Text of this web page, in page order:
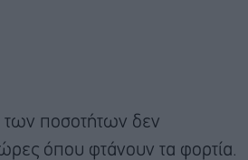
ποσοτήτων δεν
όπου φτάνουν τα φορτία.